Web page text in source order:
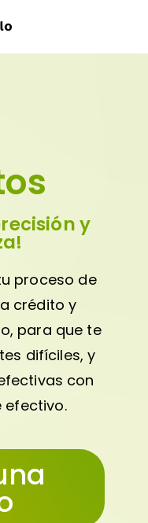
y
proceso de
crédito y
para que te
difíciles, y
con
efectivo.